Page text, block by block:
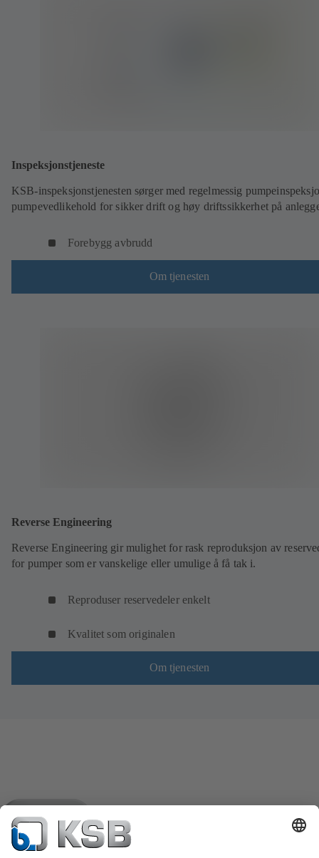
Inspeksjonstjeneste
KSB-inspeksjonstjenesten sørger med regelmessig
pumpevedlikehold for sikker drift og høy driftssikkerhet på
Forebygg avbrudd
Om tjenesten
Reverse Engineering
Reverse Engineering gir mulighet for rask reproduksjon av
for pumper som er vanskelige eller umulige å få tak i.
Reproduser reservedeler enkelt
Kvalitet som originalen
Om tjenesten